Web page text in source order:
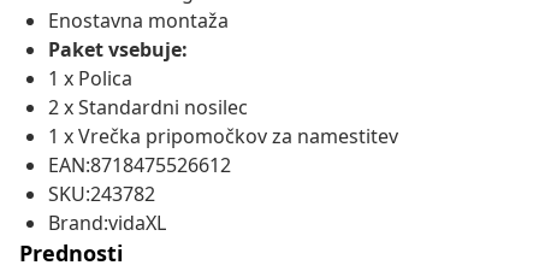
Enostavna montaža
Paket vsebuje:
1 x Polica
2 x Standardni nosilec
1 x Vrečka pripomočkov za namestitev
EAN:8718475526612
SKU:243782
Brand:vidaXL
Prednosti